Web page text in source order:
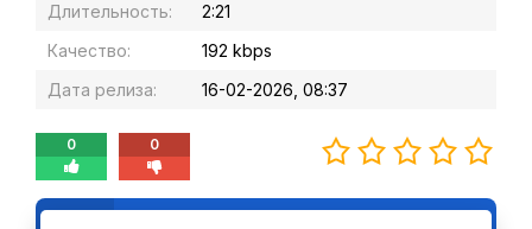
Длительность:
2:21
Качество:
192 kbps
Дата релиза:
16-02-2026, 08:37
0 0